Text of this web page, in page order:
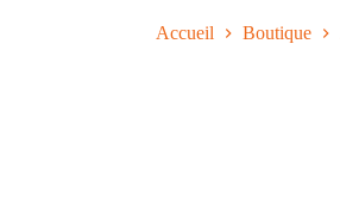
Accueil Boutique